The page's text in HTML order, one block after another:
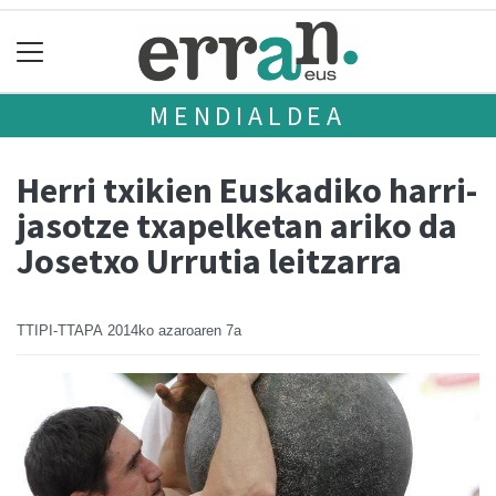
MENDIALDEA
Herri txikien Euskadiko harri-
jasotze txapelketan ariko da
Josetxo Urrutia leitzarra
TTIPI-TTAPA 2014ko azaroaren 7a